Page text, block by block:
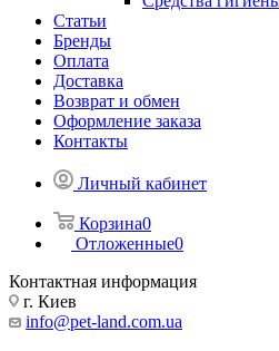
Статьи
Бренды
Оплата
Доставка
Возврат и обмен
Оформление заказа
Контакты
Личный кабинет
Корзина0
Отложенные0
Контактная информация
г. Киев
info@pet-land.com.ua